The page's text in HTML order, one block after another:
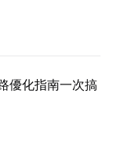
優化指南一次搞